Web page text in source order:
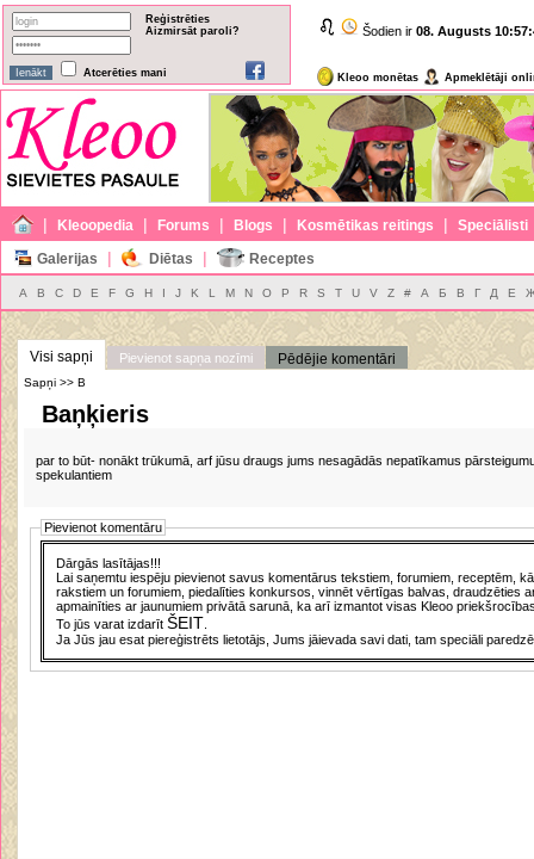
Reģistrēties
Aizmirsāt paroli?
Atcerēties mani
Šodien ir 08. Augusts
Kleoo monētas Apmeklētāji
| Kleoopedia | Forums | Blogs | Kosmētikas reitings | Speciālisti
Galerijas | Diētas | Receptes
A B C D E F G H I J K L M N O P R S T U V Z # А Б В Г Д Е
Visi sapņi Pievienot sapņa nozīmi Pēdējie komentāri
Sapņi >> B
Baņķieris
par to būt- nonākt trūkumā, arf jūsu draugs jums nesagādās nepatīkamus
spekulantiem
Pievienot komentāru
Dārgās lasītājas!!!
Lai saņemtu iespēju pievienot savus komentārus tekstiem, forumiem, receptēm,
rakstiem un forumiem, piedalīties konkursos, vinnēt vērtīgas balvas, draudzēties
apmainīties ar jaunumiem privātā sarunā, ka arī izmantot visas Kleoo
To jūs varat izdarītŠEIT
Ja Jūs jau esat piereģistrēts lietotājs, Jums jāievada savi dati, tam speciāli